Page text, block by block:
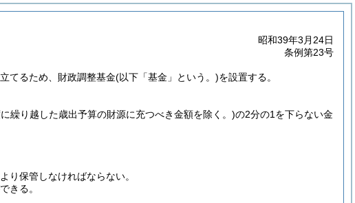
昭和39年3月24日
条例第23号
てるため、財政調整基金(以下「基金」という。)を設置する。
繰り越した歳出予算の財源に充つべき金額を除く。)の2分の1を下らない金
り保管しなければならない。
きる。